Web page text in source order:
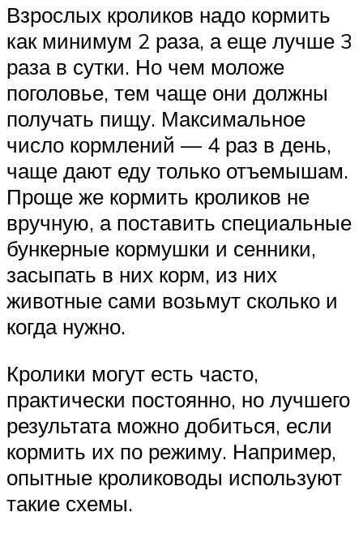
Взрослых кроликов надо кормить
как минимум 2 раза, а еще лучше 3
раза в сутки. Но чем моложе
поголовье, тем чаще они должны
получать пищу. Максимальное
число кормлений — 4 раз в день,
чаще дают еду только отъемышам.
Проще же кормить кроликов не
вручную, а поставить специальные
бункерные кормушки и сенники,
засыпать в них корм, из них
животные сами возьмут сколько и
когда нужно.
Кролики могут есть часто,
практически постоянно, но лучшего
результата можно добиться, если
кормить их по режиму. Например,
опытные кролиководы используют
такие схемы.